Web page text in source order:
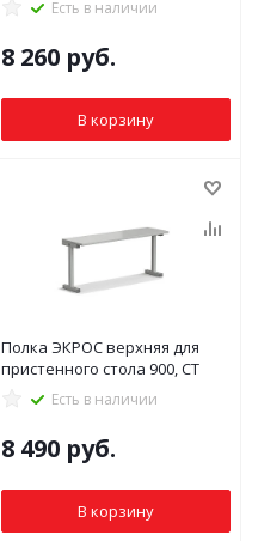
Есть в наличии
8 260 руб.
В корзину
Полка ЭКРОС верхняя для
пристенного стола 900, СТ
Есть в наличии
8 490 руб.
В корзину